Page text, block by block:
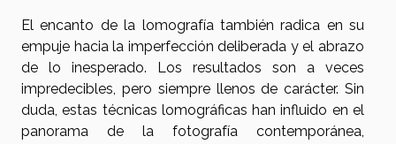
El encanto de la lomografía también radica en su
empuje hacia la imperfección deliberada y el abrazo
de lo inesperado. Los resultados son a veces
impredecibles, pero siempre llenos de carácter. Sin
duda, estas técnicas lomográficas han influido en el
panorama de la fotografía contemporánea,